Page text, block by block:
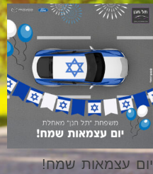
יום עצמאות שמח!